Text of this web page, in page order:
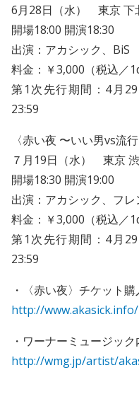
6月28日（水） 東京 下
開場18:00 開演18:30
出演：アカシック、BiS
料金：￥3,000（税込／
第1次先行期間：4月
23:59
〈赤い夜 〜いい男vs流行
７月19日（水） 東京
開場18:30 開演19:00
出演：アカシック、フレ
料金：￥3,000（税込／
第1次先行期間：4月
23:59
・〈赤い夜〉チケット購
http://www.akasick.info/
・ワーナーミュージッ
http://wmg.jp/artist/